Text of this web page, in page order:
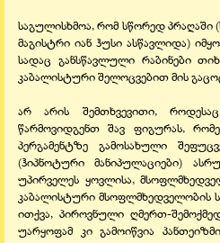
საგულისხმოა, რომ სწორედ პრაღაში
მაგისტრი იან ჰუსი ასწავლიდა)
სადაც განსწავლული რაბინები
კაბალისტური შელოცვებით მის
არ არის შემთხვევითი,
წარმოვიდგენთ შავ ფიგურას,
პერგამენტზე გამოსახული
(ჰიპნოტური მანიპულაციები)
უპირველეს ყოვლისა,
კაბალისტური მსოფლმხედველობის
ითქვა, პიროვნული ღმერთ-
უარყოფამ კი გამოიწვია